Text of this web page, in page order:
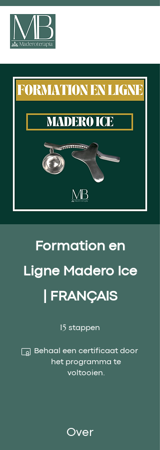
Formation en
Ligne Madero Ice
| FRANÇAIS
15 stappen
Behaal een certificaat door
het programma te
voltooien.
Over